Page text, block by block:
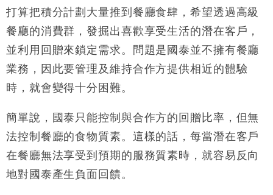
打算把積分計劃大量推到餐廳食肆，希望透過高級
餐廳的消費群，發掘出喜歡享受生活的潛在客戶，
並利用回贈來鎖定需求。問題是國泰並不擁有餐廳
業務，因此要管理及維持合作方提供相近的體驗
時，就會變得十分困難。
簡單說，國泰只能控制與合作方的回贈比率，但無
法控制餐廳的食物質素。這樣的話，每當潛在客戶
在餐廳無法享受到預期的服務質素時，就容易反向
地對國泰產生負面回饋。